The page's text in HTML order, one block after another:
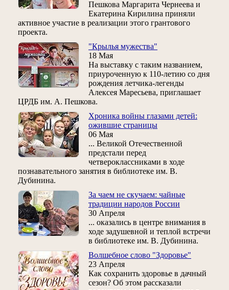
Пешкова Маргарита Чернеева и
Екатерина Кирилина приняли
активное участие в реализации этого грантового
проекта.
"Крылья мужества"
18 Мая
На выставку с таким названием,
приуроченную к 110-летию со дня
рождения летчика-легенды
Алексея Маресьева, приглашает
ЦРДБ им. А. Пешкова.
Хроника войны глазами детей:
ожившие страницы
06 Мая
... Великой Отечественной
предстали перед
четвероклассниками в ходе
познавательного занятия в библиотеке им. В.
Дубинина.
За чаем не скучаем: чайные
традиции народов России
30 Апреля
... оказались в центре внимания в
ходе задушевной и теплой встречи
в библиотеке им. В. Дубинина.
Волшебное слово "Здоровье"
23 Апреля
Как сохранить здоровье в дачный
сезон? Об этом рассказали